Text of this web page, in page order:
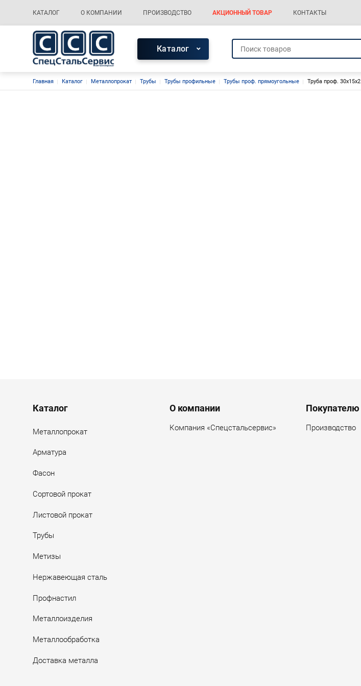
Меню каталога
КАТАЛОГ Основная навигация
О КОМПАНИИ ПРОИЗВОДСТВО АКЦИОННЫЙ ТОВАР КОНТАКТЫ
Меню каталога
Каталог
Строка навигации
Главная Каталог Металлопрокат Трубы Трубы профильные Трубы проф. прямоугольные Труба проф. 30х15х2
Menu footer
Каталог
Металлопрокат
Арматура
Фасон
Сортовой прокат
Листовой прокат
Трубы
Метизы
Нержавеющая сталь
Профнастил
Металлоизделия
Металлообработка
Доставка металла
О компании
Компания «Спецстальсервис»
Покупателю
Производство